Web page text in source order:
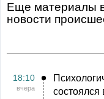
Еще материалы
Новости
18:10
вчера